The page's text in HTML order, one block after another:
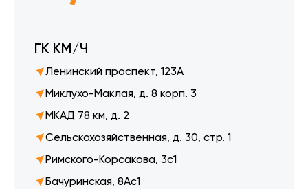
ГК КМ/Ч
Ленинский проспект, 123А
Миклухо-Маклая, д. 8 корп. 3
МКАД 78 км, д. 2
Сельскохозяйственная, д. 30, стр. 1
Римского-Корсакова, 3с1
Бачуринская, 8Ас1